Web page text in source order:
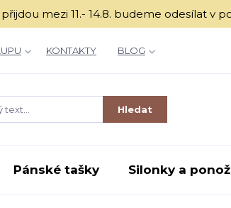
mezi 11.- 14.8. budeme odesílat v
KONTAKTY BLOG
Hledat
Pánské tašky Silonky a